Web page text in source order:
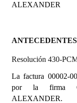
Reglamento
ALEXANDER
ANTECEDENTES
Resolución 430-
La factura 00002-
por la firma
ALEXANDER.